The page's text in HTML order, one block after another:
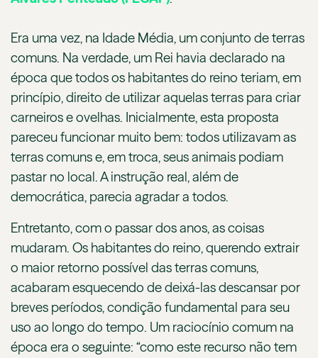
Era uma vez, na Idade Média, um conjunto de terras
comuns. Na verdade, um Rei havia declarado na
época que todos os habitantes do reino teriam, em
princípio, direito de utilizar aquelas terras para criar
carneiros e ovelhas. Inicialmente, esta proposta
pareceu funcionar muito bem: todos utilizavam as
terras comuns e, em troca, seus animais podiam
pastar no local. A instrução real, além de
democrática, parecia agradar a todos.
Entretanto, com o passar dos anos, as coisas
mudaram. Os habitantes do reino, querendo extrair
o maior retorno possível das terras comuns,
acabaram esquecendo de deixá-las descansar por
breves períodos, condição fundamental para seu
uso ao longo do tempo. Um raciocínio comum na
época era o seguinte: “como este recurso não tem